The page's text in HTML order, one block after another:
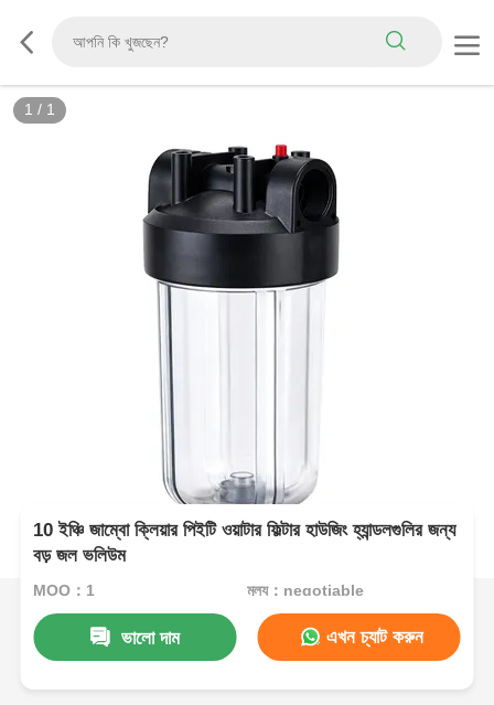
1 / 1
10 ইঞ্চি জাম্বো ক্লিয়ার পিইটি ওয়াটার ফিল্টার হাউজিং হ্যান্ডলগুলির জন্য
বড় জল ভলিউম
MOQ：1 মূল্য：negotiable
ভালো দাম এখন চ্যাট করুন